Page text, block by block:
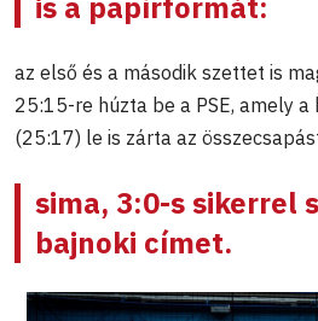
az első és a második szettet is
25:15-re húzta be a PSE, amely
(25:17) le is zárta az
sima, 3:0-s sikerrel
bajnoki címet.